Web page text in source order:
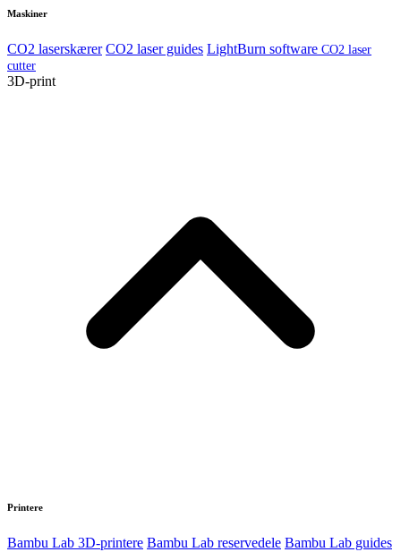
Maskiner
CO2 laserskærer CO2 laser guides LightBurn software CO2 laser
cutter
3D-print
Printere
Bambu Lab 3D-printere Bambu Lab reservedele Bambu Lab guides